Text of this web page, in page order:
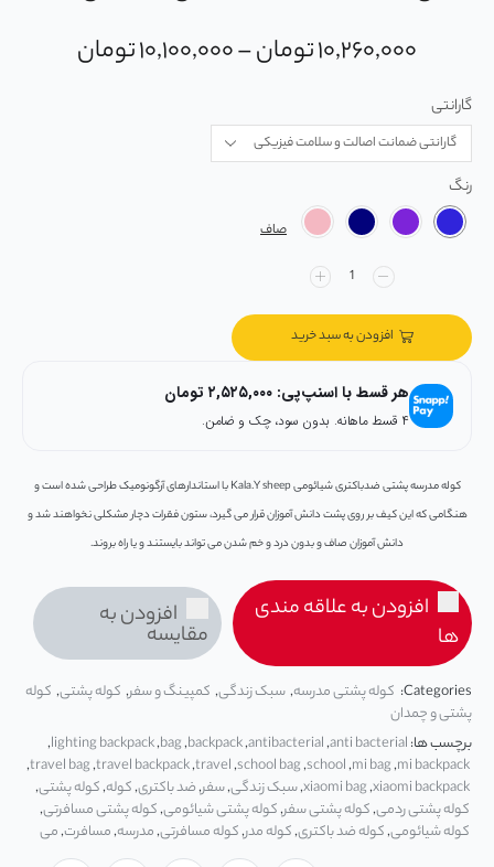
۱۰,۲۶۰,۰۰۰تومان–۱۰,۱۰۰,۰۰۰تومان
گارانتی
رنگ
صاف
افزودن به سبد خرید
هر قسط با اسنپ‌پی: ۲,۵۲۵,۰۰۰ تومان
۴ قسط ماهانه. بدون سود، چک و ضامن.
کوله مدرسه پشتی ضدباکتری شیائومی Kala.Y sheep با استاندارهای آرگونومیک طراحی شده است و
هنگامی که این کیف بر روی پشت دانش آموزان قرار می گیرد، ستون فقرات دچار مشکلی نخواهند شد و
دانش آموزان صاف و بدون درد و خم شدن می تواند بایستند و یا راه بروند.
افزودن به علاقه مندی
ها
افزودن به
مقایسه
Categories: کوله پشتی مدرسه,سبک زندگی, کمپینگ و سفر, کوله پشتی, کوله
پشتی و چمدان
برچسب ها:anti bacterial
,
antibacterial
,
backpack
,
bag
,
lighting backpack
,
mi backpack
,
mi bag
,
school
,
school bag
,
travel
,
travel backpack
,
travel bag
,
xiaomi backpack
,
xiaomi bag
,سبک زندگی,سفر,ضد باکتری,کوله,کوله پشتی,
کوله پشتی ردمی,کوله پشتی سفر,کوله پشتی شیائومی,کوله پشتی مسافرتی,
کوله شیائومی,کوله ضد باکتری,کوله مدر,کوله مسافرتی,مدرسه,مسافرت,می